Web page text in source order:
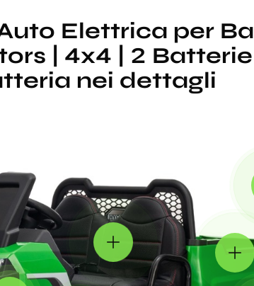
Elettrica per
| 4x4 | 2
nei dettagli